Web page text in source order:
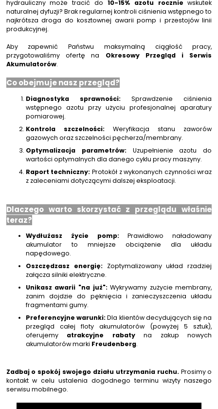
+48 669 834 274
uszczelnienia@chss.pl
+48 731 349 406
info@chss.pl
Centrum Hydrauliki Siłowej Jawor
59-400 Jawor, ul. Kuziennicza 5, POLSKA
+48 535 424 483
+48 665 001 660
jawor@chss.pl
PN-PT: 7:00 - 16:00
+48 665 001 770
Projektowanie i budowa układów:
Sp. z o.o.
58-100 Świdnica, ul. Bystrzycka 17, POLSKA
KRS: 0001073679
Projekty:
info@powerhydraulics.eu
www.powerhydraulics.eu
Engineering for motion
hydrauliczny może tracić do 10-15% azotu rocznie wskutek
naturalnej dyfuzji? Brak regularnej kontroli ciśnienia wstępnego to
najkrótsza droga do kosztownej awarii pomp i przestojów linii
produkcyjnej.
Aby zapewnić Państwu maksymalną ciągłość pracy,
przygotowaliśmy ofertę na Okresowy Przegląd i Serwis
Akumulatorów.
Co obejmuje nasz przegląd?
Diagnostyka sprawności: Sprawdzenie ciśnienia
wstępnego azotu przy użyciu profesjonalnej aparatury
pomiarowej.
Kontrola szczelności: Weryfikacja stanu zaworów
gazowych oraz szczelności pęcherza/membrany.
Optymalizacja parametrów: Uzupełnienie azotu do
wartości optymalnych dla danego cyklu pracy maszyny.
Raport techniczny: Protokół z wykonanych czynności wraz
z zaleceniami dotyczącymi dalszej eksploatacji.
Dlaczego warto skorzystać z przeglądu właśnie
teraz?
Wydłużasz życie pomp: Prawidłowo naładowany
akumulator to mniejsze obciążenie dla układu
napędowego.
Oszczędzasz energię: Zoptymalizowany układ rzadziej
załącza silniki elektryczne.
Unikasz awarii "na już": Wykrywamy zużycie membrany,
zanim dojdzie do pęknięcia i zanieczyszczenia układu
fragmentami gumy.
Preferencyjne warunki: Dla klientów decydujących się na
przegląd całej floty akumulatorów (powyżej 5 sztuk),
oferujemy atrakcyjne rabatyna zakup nowych
akumulatorów marki Freudenberg.
Zadbaj o spokój swojego działu utrzymania ruchu. Prosimy o
kontakt w celu ustalenia dogodnego terminu wizyty naszego
serwisu mobilnego.